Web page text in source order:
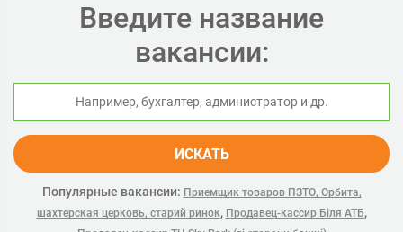
Введите название
вакансии:
ИСКАТЬ
Популярные вакансии: Приемщик товаров ПЗТО, Орбита,
шахтерская церковь, старий ринок, Продавец-кассир Біля АТБ,